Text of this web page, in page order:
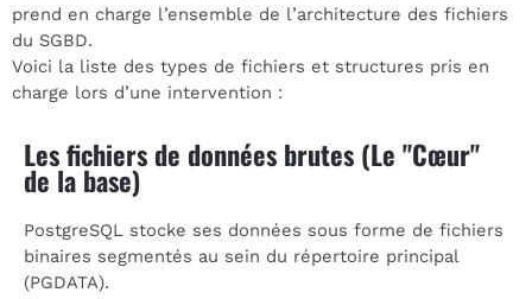
prend en charge l’ensemble de l’architecture des fichiers
du SGBD.
Voici la liste des types de fichiers et structures pris en
charge lors d’une intervention :
Les fichiers de données brutes (Le "Cœur"
de la base)
PostgreSQL stocke ses données sous forme de fichiers
binaires segmentés au sein du répertoire principal
(PGDATA).